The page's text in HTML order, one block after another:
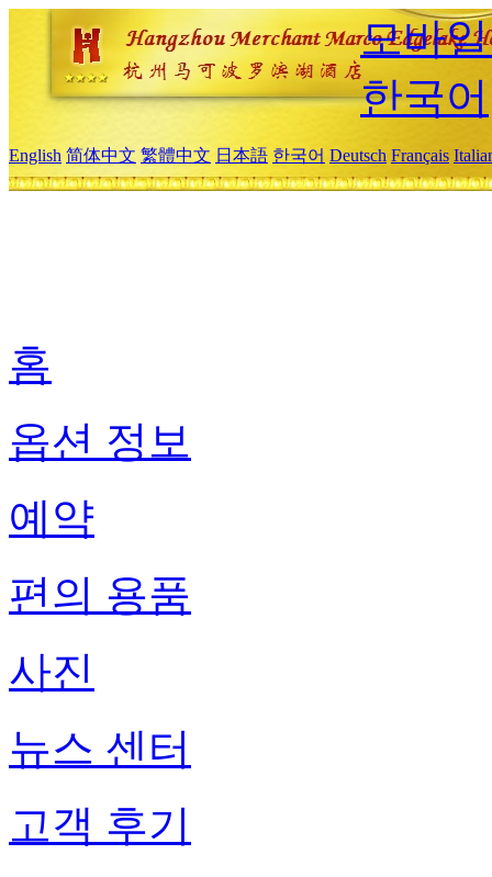
모바
한국어
English 简体中文 繁體中文 日本語 한국어 Deutsch Français
홈
옵션 정보
예약
편의 용품
사진
뉴스 센터
고객 후기